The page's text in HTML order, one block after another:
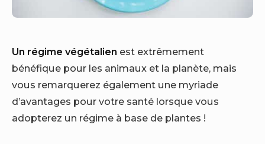
Un régime végétalien est extrêmement
bénéfique pour les animaux et la planète, mais
vous remarquerez également une myriade
d’avantages pour votre santé lorsque vous
adopterez un régime à base de plantes !